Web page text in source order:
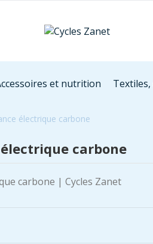
et nutrition Textiles,
électrique carbone
carbone